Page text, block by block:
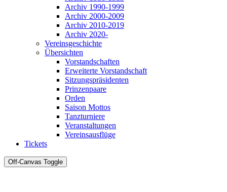
Archiv 1990-1999
Archiv 2000-2009
Archiv 2010-2019
Archiv 2020-
Vereinsgeschichte
Übersichten
Vorstandschaften
Erweiterte Vorstandschaft
Sitzungspräsidenten
Prinzenpaare
Orden
Saison Mottos
Tanzturniere
Veranstaltungen
Vereinsausflüge
Tickets
Off-Canvas Toggle